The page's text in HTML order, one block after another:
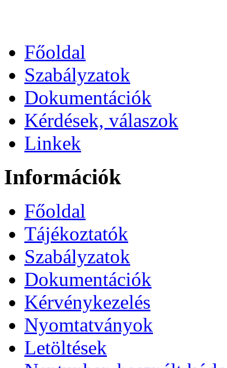
Főoldal
Szabályzatok
Dokumentációk
Kérdések, válaszok
Linkek
Információk
Főoldal
Tájékoztatók
Szabályzatok
Dokumentációk
Kérvénykezelés
Nyomtatványok
Letöltések